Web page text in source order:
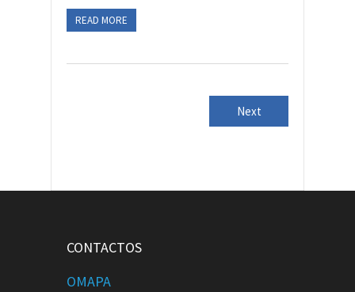
READ MORE
Next
CONTACTOS
OMAPA